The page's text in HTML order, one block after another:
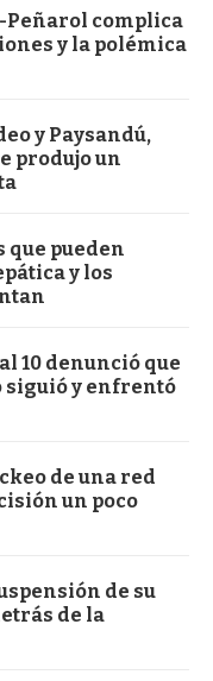
Peñarol complica
y la polémica
y Paysandú,
produjo un
que pueden
y los
10 denunció que
siguió y enfrentó
de una red
un poco
de su
de la